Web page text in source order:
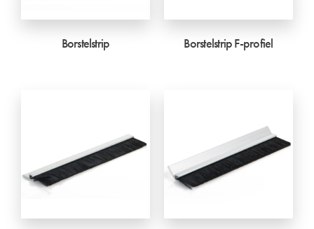
Borstelstrip Borstelstrip F-profiel